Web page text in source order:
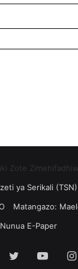
Zote
ya Serikali (TSN)
Matangazo:
Nunua E-Paper
Twitter